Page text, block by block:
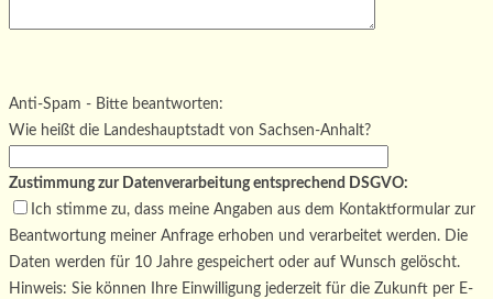
Bitte lasse dieses Feld leer.
Anti-Spam - Bitte beantworten:
Wie heißt die Landeshauptstadt von Sachsen-Anhalt?
Zustimmung zur Datenverarbeitung entsprechend DSGVO:
Ich stimme zu, dass meine Angaben aus dem Kontaktformular zur
Beantwortung meiner Anfrage erhoben und verarbeitet werden. Die
Daten werden für 10 Jahre gespeichert oder auf Wunsch gelöscht.
Hinweis: Sie können Ihre Einwilligung jederzeit für die Zukunft per E-